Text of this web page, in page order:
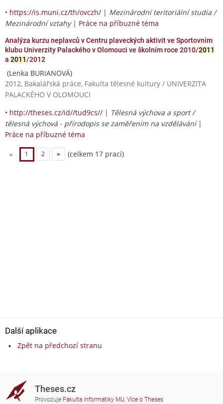
• https://is.muni.cz/th/ovczh/ | Mezinárodní teritoriální studia /
Mezinárodní vztahy| Práce na příbuzné téma
Analýza kurzu neplavců v Centru plaveckých aktivit ve Sportovním
klubu Univerzity Palackého v Olomouci ve školním roce 2010/2011
a 2011/2012
(Lenka BURIANOVÁ)
2012, Bakalářská práce, Fakulta tělesné kultury / UNIVERZITA
PALACKÉHO V OLOMOUCI
• http://theses.cz/id//tud9cs// | Tělesná výchova a sport /
tělesná výchová - přírodopis se zaměřením na vzdělávání|
Práce na příbuzné téma
« 1 2 » (celkem 17 prací)
Další aplikace
Zpět na předchozí stranu
Theses.cz
Provozuje Fakulta informatiky MU, Více o Theses